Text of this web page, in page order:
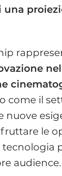
una
come il
nuove
le
tecnologia
audience.